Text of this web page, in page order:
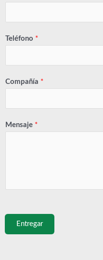
Teléfono *
Compañía *
Mensaje *
Entregar